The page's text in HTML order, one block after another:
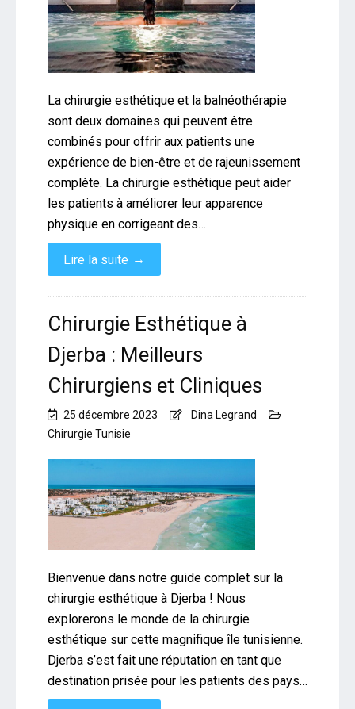
La chirurgie esthétique et la balnéothérapie
sont deux domaines qui peuvent être
combinés pour offrir aux patients une
expérience de bien-être et de rajeunissement
complète. La chirurgie esthétique peut aider
les patients à améliorer leur apparence
physique en corrigeant des…
Lire la suite →
Chirurgie Esthétique à
Djerba : Meilleurs
Chirurgiens et Cliniques
25 décembre 2023
Dina Legrand
Chirurgie Tunisie
Bienvenue dans notre guide complet sur la
chirurgie esthétique à Djerba ! Nous
explorerons le monde de la chirurgie
esthétique sur cette magnifique île tunisienne.
Djerba s’est fait une réputation en tant que
destination prisée pour les patients des pays…